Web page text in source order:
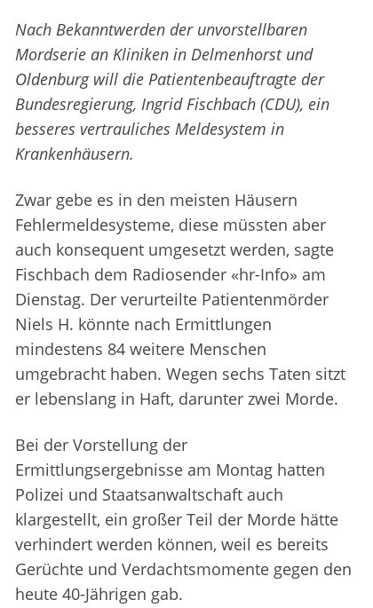
Nach Bekanntwerden der unvorstellbaren
Mordserie an Kliniken in Delmenhorst und
Oldenburg will die Patientenbeauftragte der
Bundesregierung, Ingrid Fischbach (CDU), ein
besseres vertrauliches Meldesystem in
Krankenhäusern.
Zwar gebe es in den meisten Häusern
Fehlermeldesysteme, diese müssten aber
auch konsequent umgesetzt werden, sagte
Fischbach dem Radiosender «hr-Info» am
Dienstag. Der verurteilte Patientenmörder
Niels H. könnte nach Ermittlungen
mindestens 84 weitere Menschen
umgebracht haben. Wegen sechs Taten sitzt
er lebenslang in Haft, darunter zwei Morde.
Bei der Vorstellung der
Ermittlungsergebnisse am Montag hatten
Polizei und Staatsanwaltschaft auch
klargestellt, ein großer Teil der Morde hätte
verhindert werden können, weil es bereits
Gerüchte und Verdachtsmomente gegen den
heute 40-Jährigen gab.